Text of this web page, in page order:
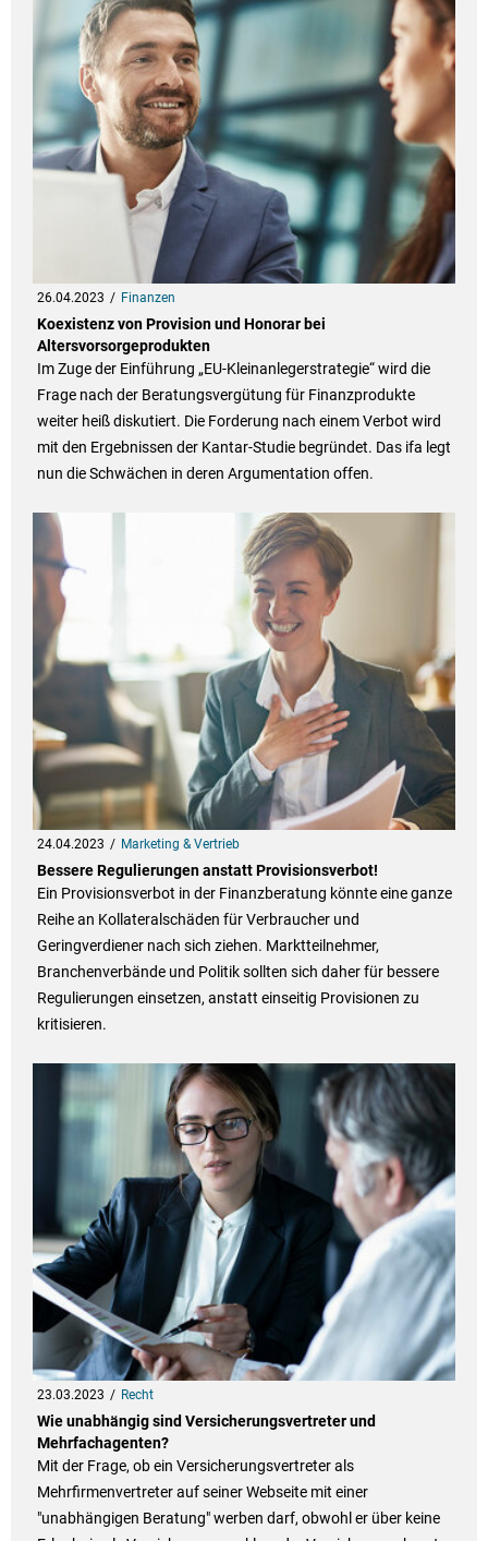
26.04.2023 Finanzen
Koexistenz von Provision und Honorar bei
Altersvorsorgeprodukten
Im Zuge der Einführung „EU-Kleinanlegerstrategie“ wird die
Frage nach der Beratungsvergütung für Finanzprodukte
weiter heiß diskutiert. Die Forderung nach einem Verbot wird
mit den Ergebnissen der Kantar-Studie begründet. Das ifa legt
nun die Schwächen in deren Argumentation offen.
24.04.2023 Marketing & Vertrieb
Bessere Regulierungen anstatt Provisionsverbot!
Ein Provisionsverbot in der Finanzberatung könnte eine ganze
Reihe an Kollateralschäden für Verbraucher und
Geringverdiener nach sich ziehen. Marktteilnehmer,
Branchenverbände und Politik sollten sich daher für bessere
Regulierungen einsetzen, anstatt einseitig Provisionen zu
kritisieren.
23.03.2023 Recht
Wie unabhängig sind Versicherungsvertreter und
Mehrfachagenten?
Mit der Frage, ob ein Versicherungsvertreter als
Mehrfirmenvertreter auf seiner Webseite mit einer
"unabhängigen Beratung" werben darf, obwohl er über keine